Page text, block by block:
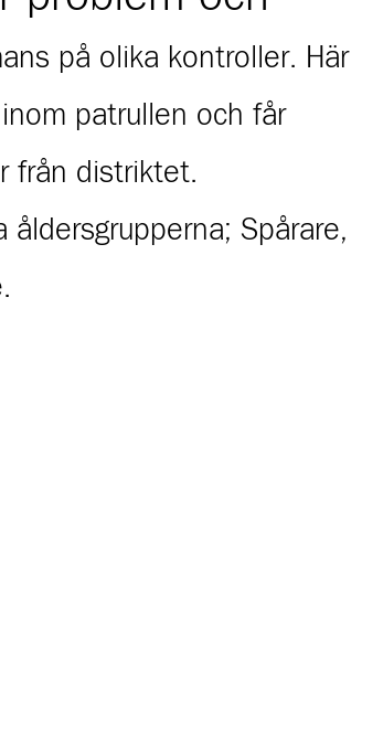
på olika kontroller. Här
patrullen och får
från distriktet.
Spårare,